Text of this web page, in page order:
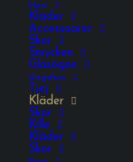
Herr
Kläder
Accessoarer
Skor
Smycken
Glasögon
Ungdom
Tjej
Kläder
Skor
Kille
Kläder
Skor
Vit
225,00
Vit
Dashiki-